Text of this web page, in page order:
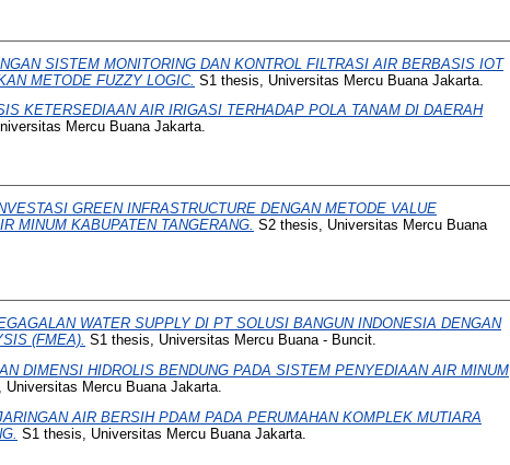
SISTEM MONITORING DAN KONTROL FILTRASI AIR BERBASIS IOT
METODE FUZZY LOGIC. S1 thesis, Universitas Mercu Buana Jakarta.
KETERSEDIAAN AIR IRIGASI TERHADAP POLA TANAM DI DAERAH
Mercu Buana Jakarta.
GREEN INFRASTRUCTURE DENGAN METODE VALUE
MINUM KABUPATEN TANGERANG. S2 thesis, Universitas Mercu Buana
WATER SUPPLY DI PT SOLUSI BANGUN INDONESIA DENGAN
(FMEA). S1 thesis, Universitas Mercu Buana - Buncit.
DIMENSI HIDROLIS BENDUNG PADA SISTEM PENYEDIAAN AIR MINUM
Universitas Mercu Buana Jakarta.
AIR BERSIH PDAM PADA PERUMAHAN KOMPLEK MUTIARA
S1 thesis, Universitas Mercu Buana Jakarta.